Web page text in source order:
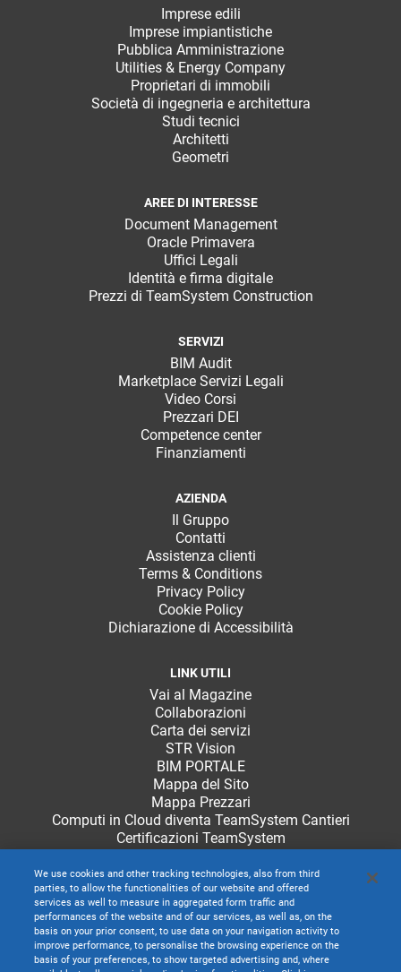
Imprese edili
Imprese impiantistiche
Pubblica Amministrazione
Utilities & Energy Company
Proprietari di immobili
Società di ingegneria e architettura
Studi tecnici
Architetti
Geometri
AREE DI INTERESSE
Document Management
Oracle Primavera
Uffici Legali
Identità e firma digitale
Prezzi di TeamSystem Construction
SERVIZI
BIM Audit
Marketplace Servizi Legali
Video Corsi
Prezzari DEI
Competence center
Finanziamenti
AZIENDA
Il Gruppo
Contatti
Assistenza clienti
Terms & Conditions
Privacy Policy
Cookie Policy
Dichiarazione di Accessibilità
LINK UTILI
Vai al Magazine
Collaborazioni
Carta dei servizi
STR Vision
BIM PORTALE
Mappa del Sito
Mappa Prezzari
Computi in Cloud diventa TeamSystem Cantieri
Certificazioni TeamSystem
We use cookies and other tracking technologies, also from third
parties, to allow the functionalities of our website and offered
services as well to measure in aggregated form traffic and
performances of the website and of our services, as well as, on the
basis on your prior consent, to use data on your navigation activity to
improve performance, to personalise the browsing experience on the
basis of your preferences, to show targeted advertising and, where